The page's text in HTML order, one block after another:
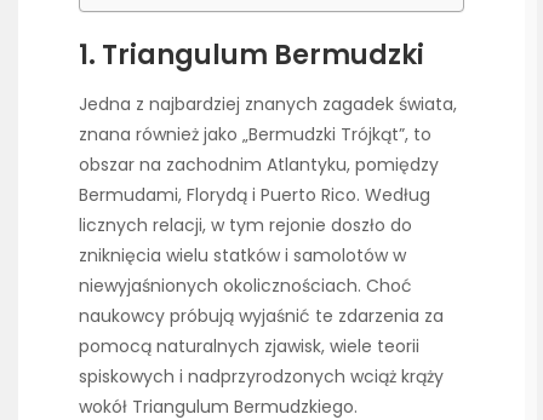
1. Triangulum Bermudzki
Jedna z najbardziej znanych zagadek świata,
znana również jako „Bermudzki Trójkąt”, to
obszar na zachodnim Atlantyku, pomiędzy
Bermudami, Florydą i Puerto Rico. Według
licznych relacji, w tym rejonie doszło do
zniknięcia wielu statków i samolotów w
niewyjaśnionych okolicznościach. Choć
naukowcy próbują wyjaśnić te zdarzenia za
pomocą naturalnych zjawisk, wiele teorii
spiskowych i nadprzyrodzonych wciąż krąży
wokół Triangulum Bermudzkiego.